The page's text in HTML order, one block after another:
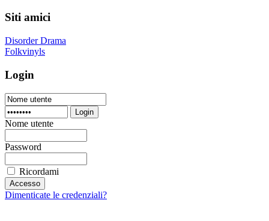
Siti amici
Disorder Drama
Folkvinyls
Login
Login
Nome utente
Password
Ricordami
Dimenticate le credenziali?